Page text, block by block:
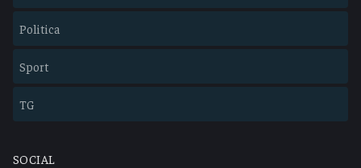
Politica
Sport
TG
SOCIAL